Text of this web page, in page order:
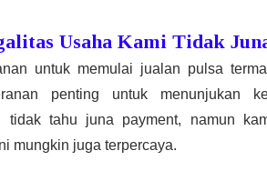
Usaha Kami Tidak
untuk memulai jualan pulsa
penting untuk menunjukan
tidak tahu juna payment, namun
mungkin juga terpercaya.